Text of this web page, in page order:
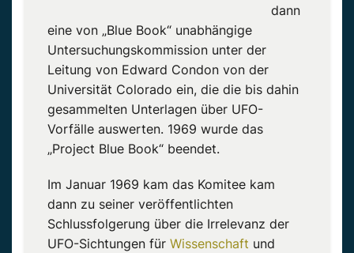
dann
eine von „Blue Book“ unabhängige
Untersuchungskommission unter der
Leitung von Edward Condon von der
Universität Colorado ein, die die bis dahin
gesammelten Unterlagen über UFO-
Vorfälle auswerten. 1969 wurde das
„Project Blue Book“ beendet.
Im Januar 1969 kam das Komitee kam
dann zu seiner veröffentlichten
Schlussfolgerung über die Irrelevanz der
UFO-Sichtungen für Wissenschaft und